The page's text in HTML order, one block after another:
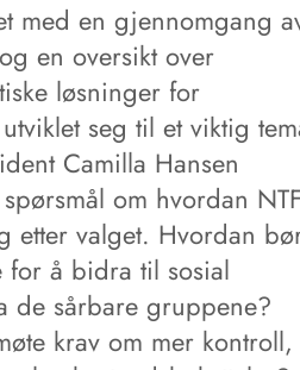
med en gjennomgang
en oversikt over
løsninger for
seg til et viktig
Camilla Hansen
om hvordan
etter valget. Hvordan
å bidra til sosial
de sårbare gruppene?
krav om mer kontroll,